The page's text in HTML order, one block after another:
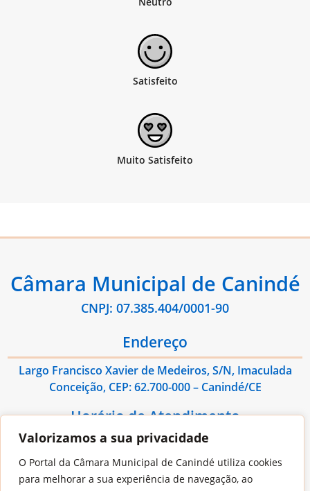
Valorizamos a sua privacidade
O Portal da Câmara Municipal de Canindé utiliza cookies
para melhorar a sua experiência de navegação, ao
Câmara Municipal de Canindé
CNPJ: 07.385.404/0001-90
Endereço
Largo Francisco Xavier de Medeiros, S/N, Imaculada
Conceição, CEP: 62.700-000 – Canindé/CE
Horário de Atendimento
De Segunda à Sexta das 08:00hs às 13:00hs
Contato